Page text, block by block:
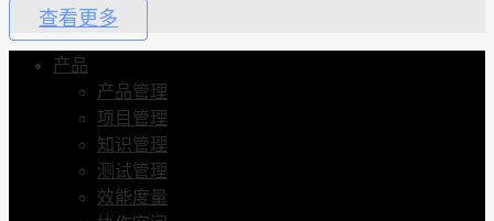
查看更多
产品
产品管理
项目管理
知识管理
测试管理
效能度量